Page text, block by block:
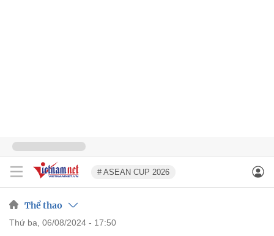
# ASEAN CUP 2026
Thể thao
thứ ba, 06/08/2024 - 17:50